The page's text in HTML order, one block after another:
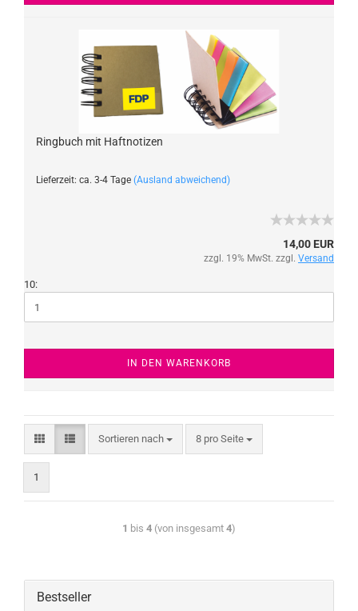
Ringbuch mit Haftnotizen
Lieferzeit: ca. 3-4 Tage (Ausland abweichend)
14,00 EUR
zzgl. 19% MwSt. zzgl. Versand
10:
IN DEN WARENKORB
Sortieren nach 8 pro Seite
1
1 bis 4 (von insgesamt 4)
Bestseller